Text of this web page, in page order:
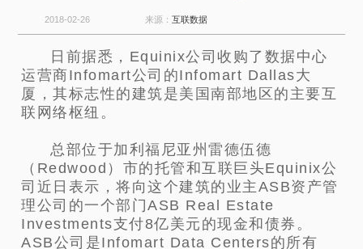
2018-02-26 来源： 互联数据
日前据悉，Equinix公司收购了数据中心
运营商Infomart公司的Infomart Dallas大
厦，其标志性的建筑是美国南部地区的主要互
联网络枢纽。
总部位于加利福尼亚州雷德伍德
（Redwood）市的托管和互联巨头Equinix公
司近日表示，将向这个建筑的业主ASB资产管
理公司的一个部门ASB Real Estate
Investments支付8亿美元的现金和债券。
ASB公司是Infomart Data Centers的所有